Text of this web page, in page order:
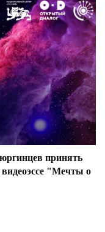
принять
видеоэссе "Мечты о